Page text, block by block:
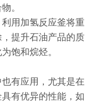
物。
用加氢反应釜将重
提升石油产品的质
饱和烷烃。
有应用，尤其是在
有优异的性能，如